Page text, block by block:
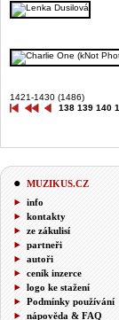
1421-1430 (1486)
138 139 140
MUZIKUS.CZ
info
kontakty
ze zákulisí
partneři
autoři
ceník inzerce
logo ke stažení
Podmínky používání
nápověda & FAQ